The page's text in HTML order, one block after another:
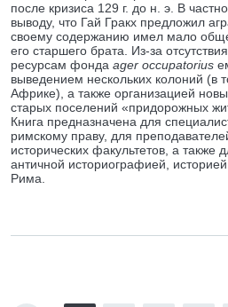
после кризиса 129 г. до н. э. В
выводу, что Гай Гракх предложил
своему содержанию имел мало
его старшего брата. Из-за
ресурсам фонда ager occupatorius
выведением нескольких колоний (в
Африке), а также организацией
старых поселений «придорожных
Книга предназначена для
римскому праву, для
исторических факультетов, а также
античной историографией,
Рима.